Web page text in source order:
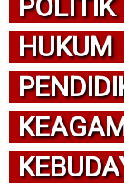
POLITIK
HUKUM